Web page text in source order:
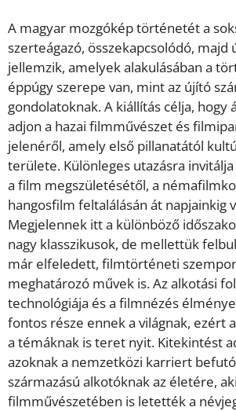
A magyar mozgókép történetét a
szerteágazó, összekapcsolódó,
jellemzik, amelyek alakulásában a
éppúgy szerepe van, mint az újító
gondolatoknak. A kiállítás célja, hogy
adjon a hazai filmművészet és
jelenéről, amely első pillanatától
területe. Különleges utazásra
a film megszületésétől, a
hangosfilm feltalálásán át napjainkig
Megjelennek itt a különböző
nagy klasszikusok, de mellettük
már elfeledett, filmtörténeti
meghatározó művek is. Az alkotási
technológiája és a filmnézés
fontos része ennek a világnak, ezért
a témáknak is teret nyit. Kitekintést
azoknak a nemzetközi karriert
származású alkotóknak az életére,
filmművészetében is letették a